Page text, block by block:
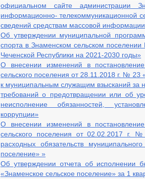
официальном сайте администрации
информационно- телекоммуникационной
сведений средствам массовой
Об утверждении муниципальной
спорта в Знаменском сельском
Чеченской Республики на 2021-2030 годы»
О внесении изменений в
сельского поселения от 28.11.2018 г. №
к муниципальным служащим взысканий за
требований о предотвращении или об
неисполнение обязанностей,
коррупции»
О внесении изменений в
сельского поселения от 02.02.2017 г.
расходных обязательств
поселение» »
Об утверждении отчета об исполнении
«Знаменское сельское поселение» за 1